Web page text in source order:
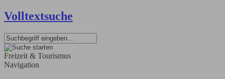
Volltextsuche
Freizeit & Tourismus
Navigation